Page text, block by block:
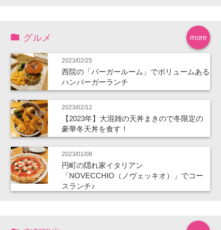
more
グルメ
2023/02/25
西院の「バーガールーム」でボリュームある
ハンバーガーランチ
2023/02/12
【2023年】大混雑の天丼まきので冬限定の
豪華冬天丼を食す！
2023/01/08
円町の隠れ家イタリアン
「NOVECCHIO（ノヴェッキオ）」でコー
スランチ♪